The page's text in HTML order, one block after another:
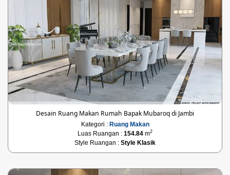
Desain Ruang Makan Rumah Bapak Mubaroq di Jambi
Kategori : Ruang Makan
Luas Ruangan : 154.84 m2
Style Ruangan : Style Klasik